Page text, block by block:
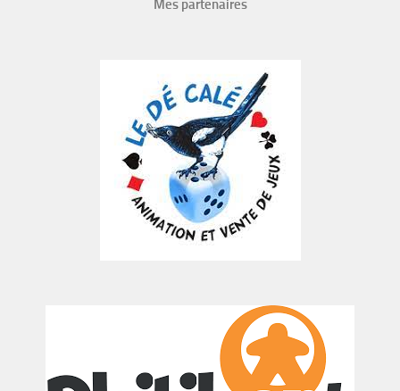
Mes partenaires